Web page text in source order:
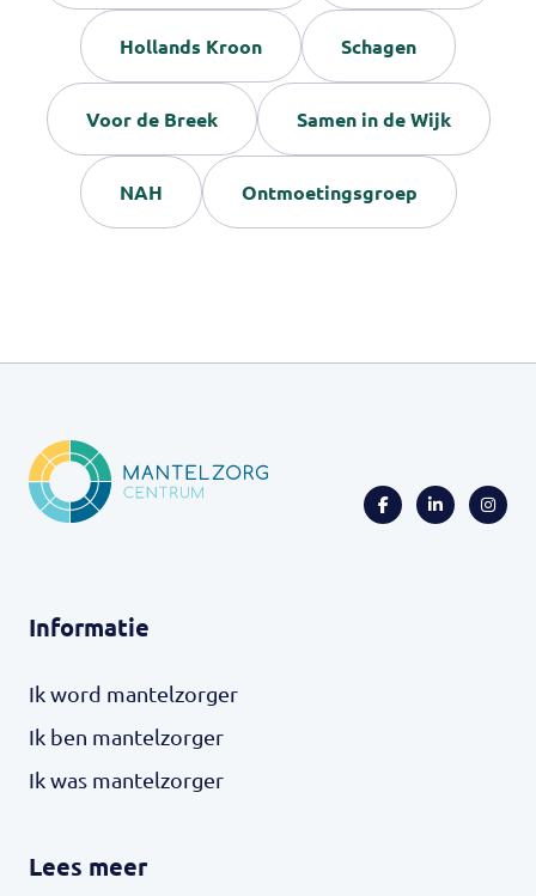
Hollands Kroon Schagen
Voor de Breek Samen in de Wijk
NAH Ontmoetingsgroep
Informatie
Ik word mantelzorger
Ik ben mantelzorger
Ik was mantelzorger
Lees meer